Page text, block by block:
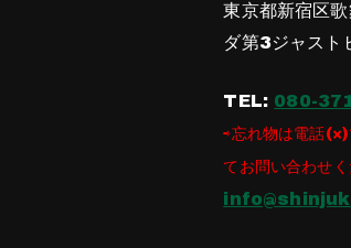
東京都新宿区
ダ第3ジャスト
TEL: 080-
⇨忘れ物は電話
てお問い合わせく